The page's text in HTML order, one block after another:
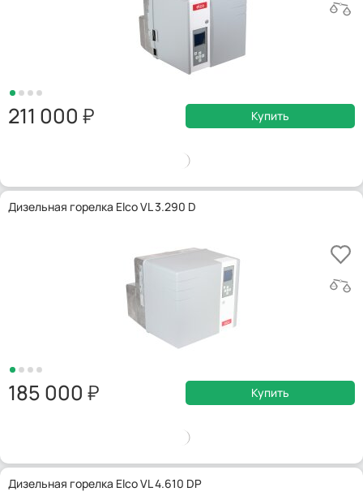
211 000 Купить
Дизельная горелка Elco VL 3.290 D
185 000 Купить
Дизельная горелка Elco VL 4.610 DP